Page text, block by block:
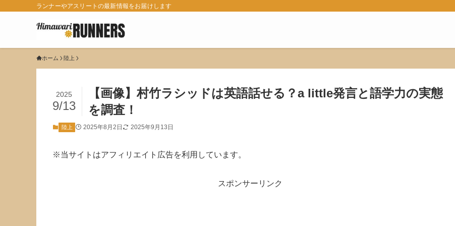
ランナーやアスリートの最新情報をお届けします
ホーム 陸上
【画像】村竹ラシッドは英語話せる？a little発言と語学力の実態
を調査！
2025
9/13
陸上 2025年8月2日 2025年9月13日
※当サイトはアフィリエイト広告を利用しています。
スポンサーリンク